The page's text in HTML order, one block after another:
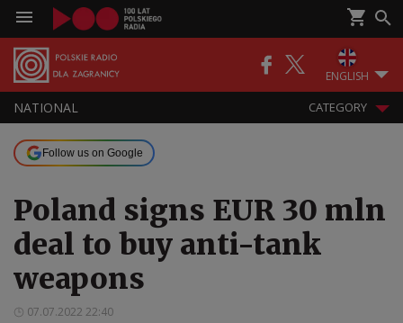
ENGLISH
NATIONAL CATEGORY
Follow us on Google
Poland signs EUR 30 mln
deal to buy anti-tank
weapons
07.07.2022 22:40